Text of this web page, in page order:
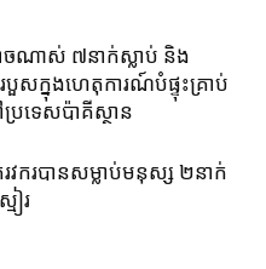
ណាស់ ៧នាក់ស្លាប់ និង
សក្នុងហេតុការណ៍បំផ្ទុះគ្រាប់
រទេសប៉ាគីស្ថាន
ករបានសម្លាប់មនុស្ស ២នាក់
ៀរ